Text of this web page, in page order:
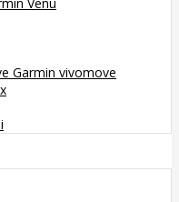
Garmin vivomove